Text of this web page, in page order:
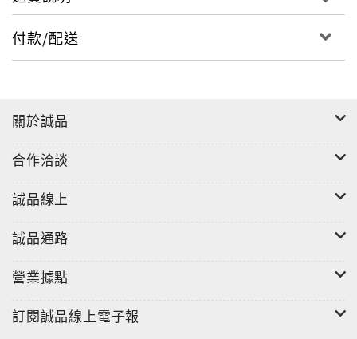
付款/配送
關於誠品
合作洽談
誠品線上
誠品通路
營業據點
訂閱誠品線上電子報